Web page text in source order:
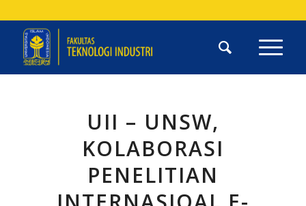
UII – UNSW,
KOLABORASI
PENELITIAN